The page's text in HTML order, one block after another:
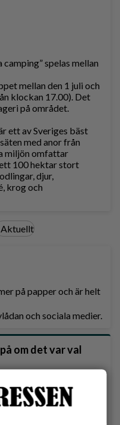
spelas mellan
mellan den 1 juli och
klockan 17.00). Det
på området.
ett av Sveriges bäst
med anor från
miljön omfattar
100 hektar stort
djur,
krog och
Aktuellt
på papper och är helt
och sociala medier.
om det var val